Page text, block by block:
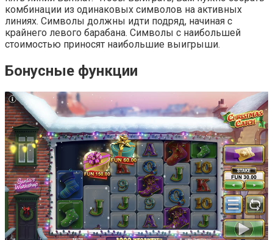
комбинации из одинаковых символов на активных
линиях. Символы должны идти подряд, начиная с
крайнего левого барабана. Символы с наибольшей
стоимостью приносят наибольшие выигрыши.
Бонусные функции